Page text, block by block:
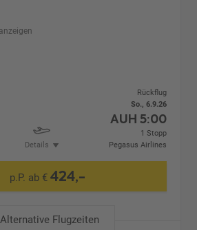
Details
Rückflug
So., 6.9.26
AUH 5:00
1 Stopp
Pegasus Airlines
p.P. ab €424,-
Alternative Flugzeiten